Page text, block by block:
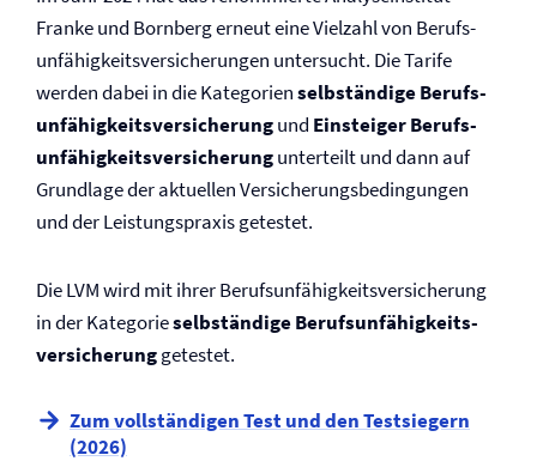
Franke und Bornberg erneut eine Vielzahl von Berufs­
unfähigkeits­versicherungen untersucht. Die Tarife
werden dabei in die Kategorienselbständige Berufs­
unfähigkeits­versicherungund Einsteiger Berufs­
unfähigkeits­versicherungunterteilt und dann auf
Grundlage der aktuellen Versicherungs­bedingungen
und der Leistungspraxis getestet.
Die LVM wird mit ihrer Berufs­unfähigkeits­versicherung
in der Kategorieselbständige Berufs­unfähigkeits­
versicherunggetestet.
Zum vollständigen Test und den Testsiegern
(2026)